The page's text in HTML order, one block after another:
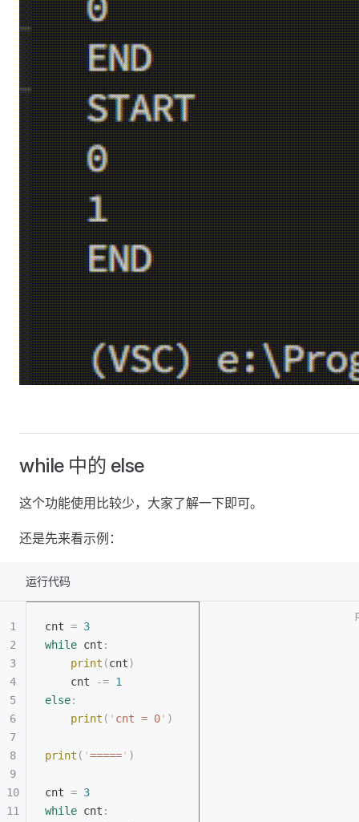
while 中的 else
这个功能使用比较少，大家了解一下即可。
还是先来看示例：
运行代码
cnt = 3
while cnt :
	print
(cnt)
	cnt
-= 1
else:
	print
( ' cnt = 0' )
print ( '=====' )
cnt = 3
while cnt :